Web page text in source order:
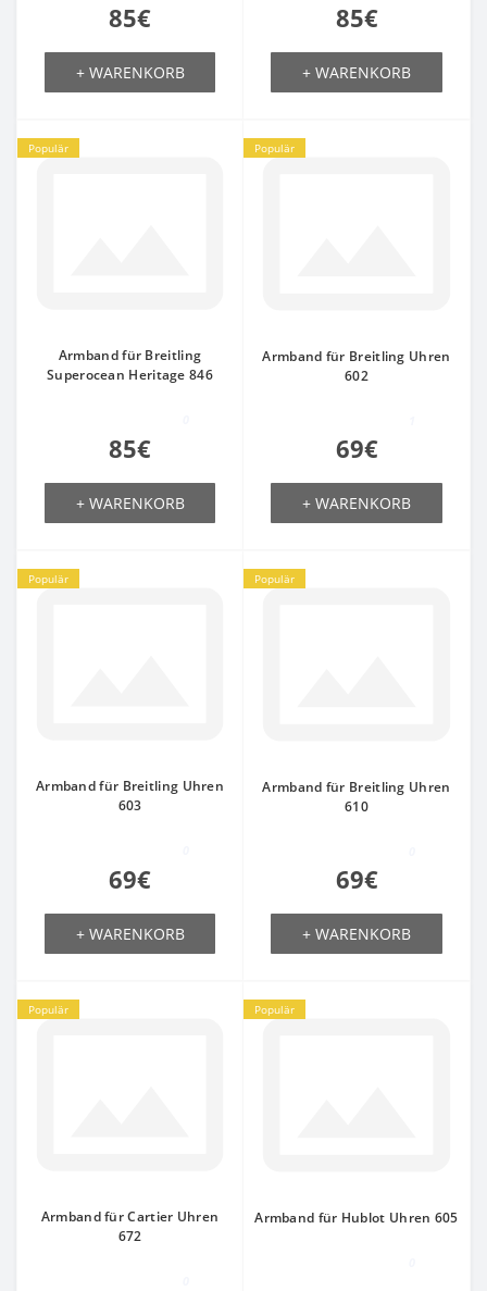
85€
+ WARENKORB
85€
+ WARENKORB
Populär
Armband für Breitling
Superocean Heritage 846
85€
+ WARENKORB
Populär
Armband für Breitling Uhren
602
69€
+ WARENKORB
Populär
Armband für Breitling Uhren
603
69€
+ WARENKORB
Populär
Armband für Breitling Uhren
610
69€
+ WARENKORB
Populär
Armband für Cartier Uhren
672
Populär
Armband für Hublot Uhren 605